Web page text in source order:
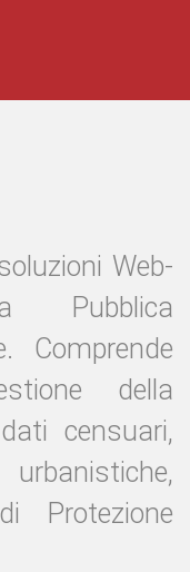
Web-
Pubblica
Comprende
della
censuari,
Protezione